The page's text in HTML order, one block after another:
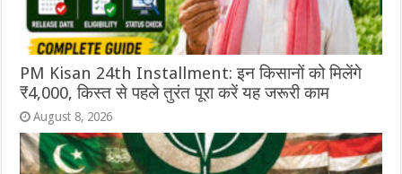
PM Kisan 24th Installment: इन किसानों को मिलेंगे
₹4,000, किस्त से पहले तुरंत पूरा करें यह जरूरी काम
August 8, 2026